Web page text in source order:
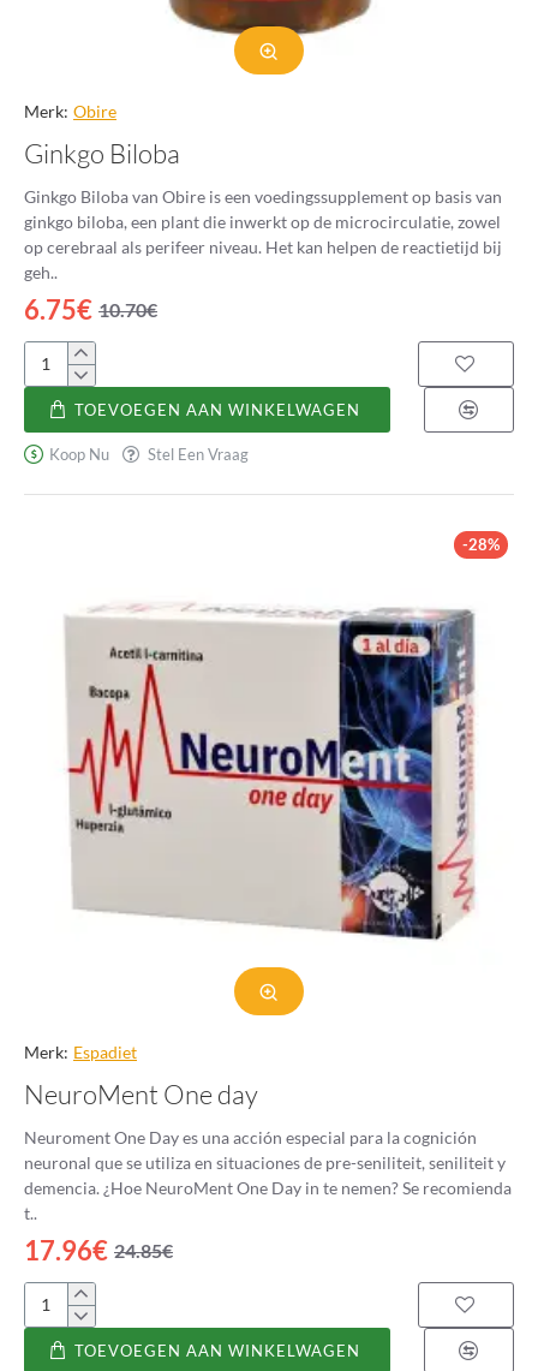
Merk: Obire
Ginkgo Biloba
Ginkgo Biloba van Obire is een voedingssupplement op basis van
ginkgo biloba, een plant die inwerkt op de microcirculatie, zowel
op cerebraal als perifeer niveau. Het kan helpen de reactietijd bij
geh..
6.75€ 10.70€
Ginkgo
Biloba
TOEVOEGEN AAN WINKELWAGEN
Koop Nu Stel Een Vraag
-28%
Merk: Espadiet
NeuroMent One day
Neuroment One Day es una acción especial para la cognición
neuronal que se utiliza en situaciones de pre-seniliteit, seniliteit y
demencia. ¿Hoe NeuroMent One Day in te nemen? Se recomienda
t..
17.96€ 24.85€
NeuroMent
TOEVOEGEN AAN WINKELWAGEN